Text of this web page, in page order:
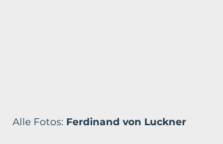
Alle Fotos: Ferdinand von Luckner